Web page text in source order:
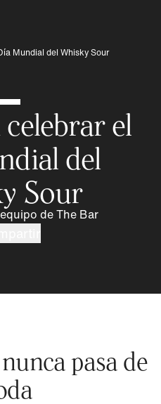
Mundial del Whisky Sour
el
del
Sour
de The Bar
pasa de